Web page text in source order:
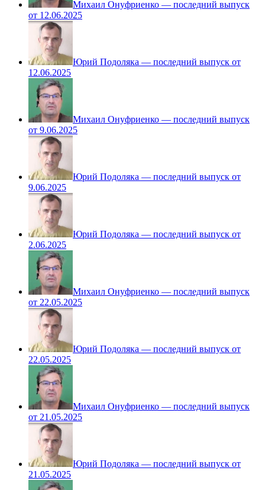
Михаил Онуфриенко — последний выпуск
от 12.06.2025
Юрий Подоляка — последний выпуск от
12.06.2025
Михаил Онуфриенко — последний выпуск
от 9.06.2025
Юрий Подоляка — последний выпуск от
9.06.2025
Юрий Подоляка — последний выпуск от
2.06.2025
Михаил Онуфриенко — последний выпуск
от 22.05.2025
Юрий Подоляка — последний выпуск от
22.05.2025
Михаил Онуфриенко — последний выпуск
от 21.05.2025
Юрий Подоляка — последний выпуск от
21.05.2025